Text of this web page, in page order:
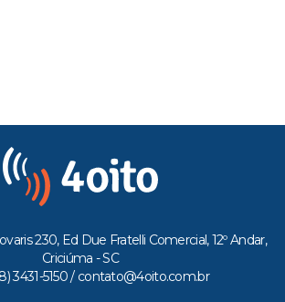
230, Ed Due Fratelli Comercial, 12º Andar,
Criciúma - SC
3431-5150 / contato@4oito.com.br